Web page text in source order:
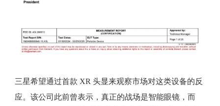
三星希望通过首款 XR 头显来观察市场对这类设备的反
应。该公司此前曾表示，真正的战场是智能眼镜，而